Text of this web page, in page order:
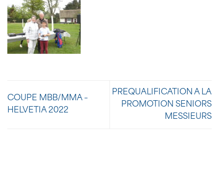
COUPE MBB/MMA –
HELVETIA 2022
PREQUALIFICATION A LA
PROMOTION SENIORS
MESSIEURS